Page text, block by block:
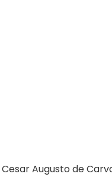
Cesar Augusto de